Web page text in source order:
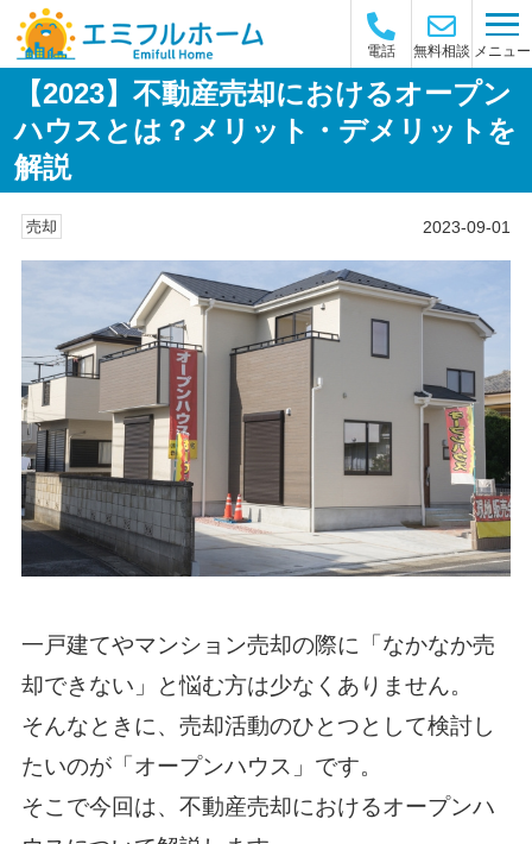
電話 無料相談 メニュー
【2023】不動産売却におけるオープン
ハウスとは？メリット・デメリットを
解説
売却 2023-09-01
一戸建てやマンション売却の際に「なかなか売
却できない」と悩む方は少なくありません。
そんなときに、売却活動のひとつとして検討し
たいのが「オープンハウス」です。
そこで今回は、不動産売却におけるオープンハ